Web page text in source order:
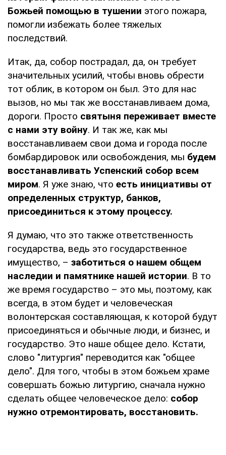
Божьей помощью в тушении этого пожара,
помогли избежать более тяжелых
последствий.
Итак, да, собор пострадал, да, он требует
значительных усилий, чтобы вновь обрести
тот облик, в котором он был. Это для нас
вызов, но мы так же восстанавливаем дома,
дороги. Просто святыня переживает вместе
с нами эту войну. И так же, как мы
восстанавливаем свои дома и города после
бомбардировок или освобождения, мы будем
восстанавливать Успенский собор всем
миром. Я уже знаю, что есть инициативы от
определенных структур, банков,
присоединиться к этому процессу.
Я думаю, что это также ответственность
государства, ведь это государственное
имущество, – заботиться о нашем общем
наследии и памятнике нашей истории. В то
же время государство – это мы, поэтому, как
всегда, в этом будет и человеческая
волонтерская составляющая, к которой будут
присоединяться и обычные люди, и бизнес, и
государство. Это наше общее дело. Кстати,
слово "литургия" переводится как "общее
дело". Для того, чтобы в этом божьем храме
совершать божью литургию, сначала нужно
сделать общее человеческое дело: собор
нужно отремонтировать, восстановить.